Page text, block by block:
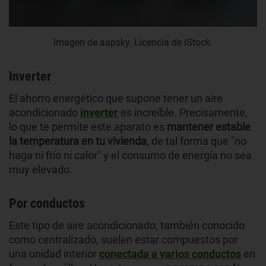
Imagen de aapsky. Licencia de iStock.
Inverter
El ahorro energético que supone tener un aire
acondicionado inverter es increíble. Precisamente,
lo que te permite este aparato es mantener estable
la temperatura en tu vivienda, de tal forma que "no
haga ni frío ni calor" y el consumo de energía no sea
muy elevado.
Por conductos
Este tipo de aire acondicionado, también conocido
como centralizado, suelen estar compuestos por
una unidad interior conectada a varios conductos en